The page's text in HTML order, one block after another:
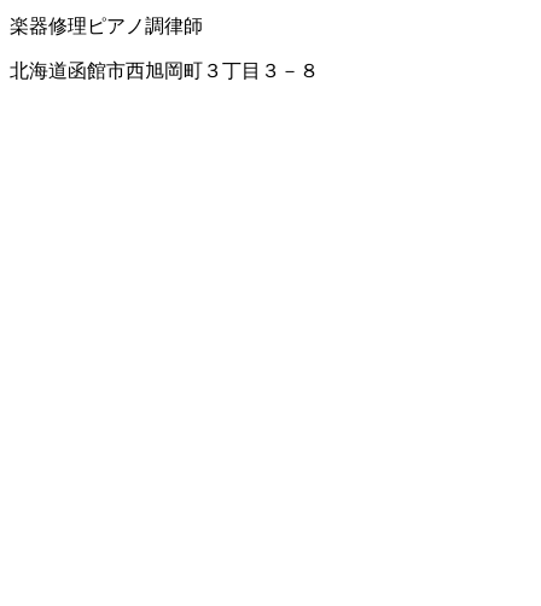
楽器修理 ピアノ調律師
北海道函館市西旭岡町３丁目３－８